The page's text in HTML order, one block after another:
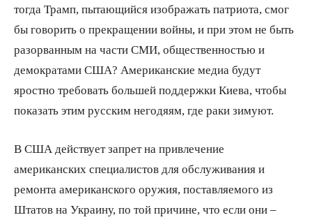
тогда Трамп, пытающийся изображать патриота, смог
бы говорить о прекращении войны, и при этом не быть
разорванным на части СМИ, общественностью и
демократами США? Американские медиа будут
яростно требовать большей поддержки Киева, чтобы
показать этим русским негодяям, где раки зимуют.
В США действует запрет на привлечение
американских специалистов для обслуживания и
ремонта американского оружия, поставляемого из
Штатов на Украину, по той причине, что если они –